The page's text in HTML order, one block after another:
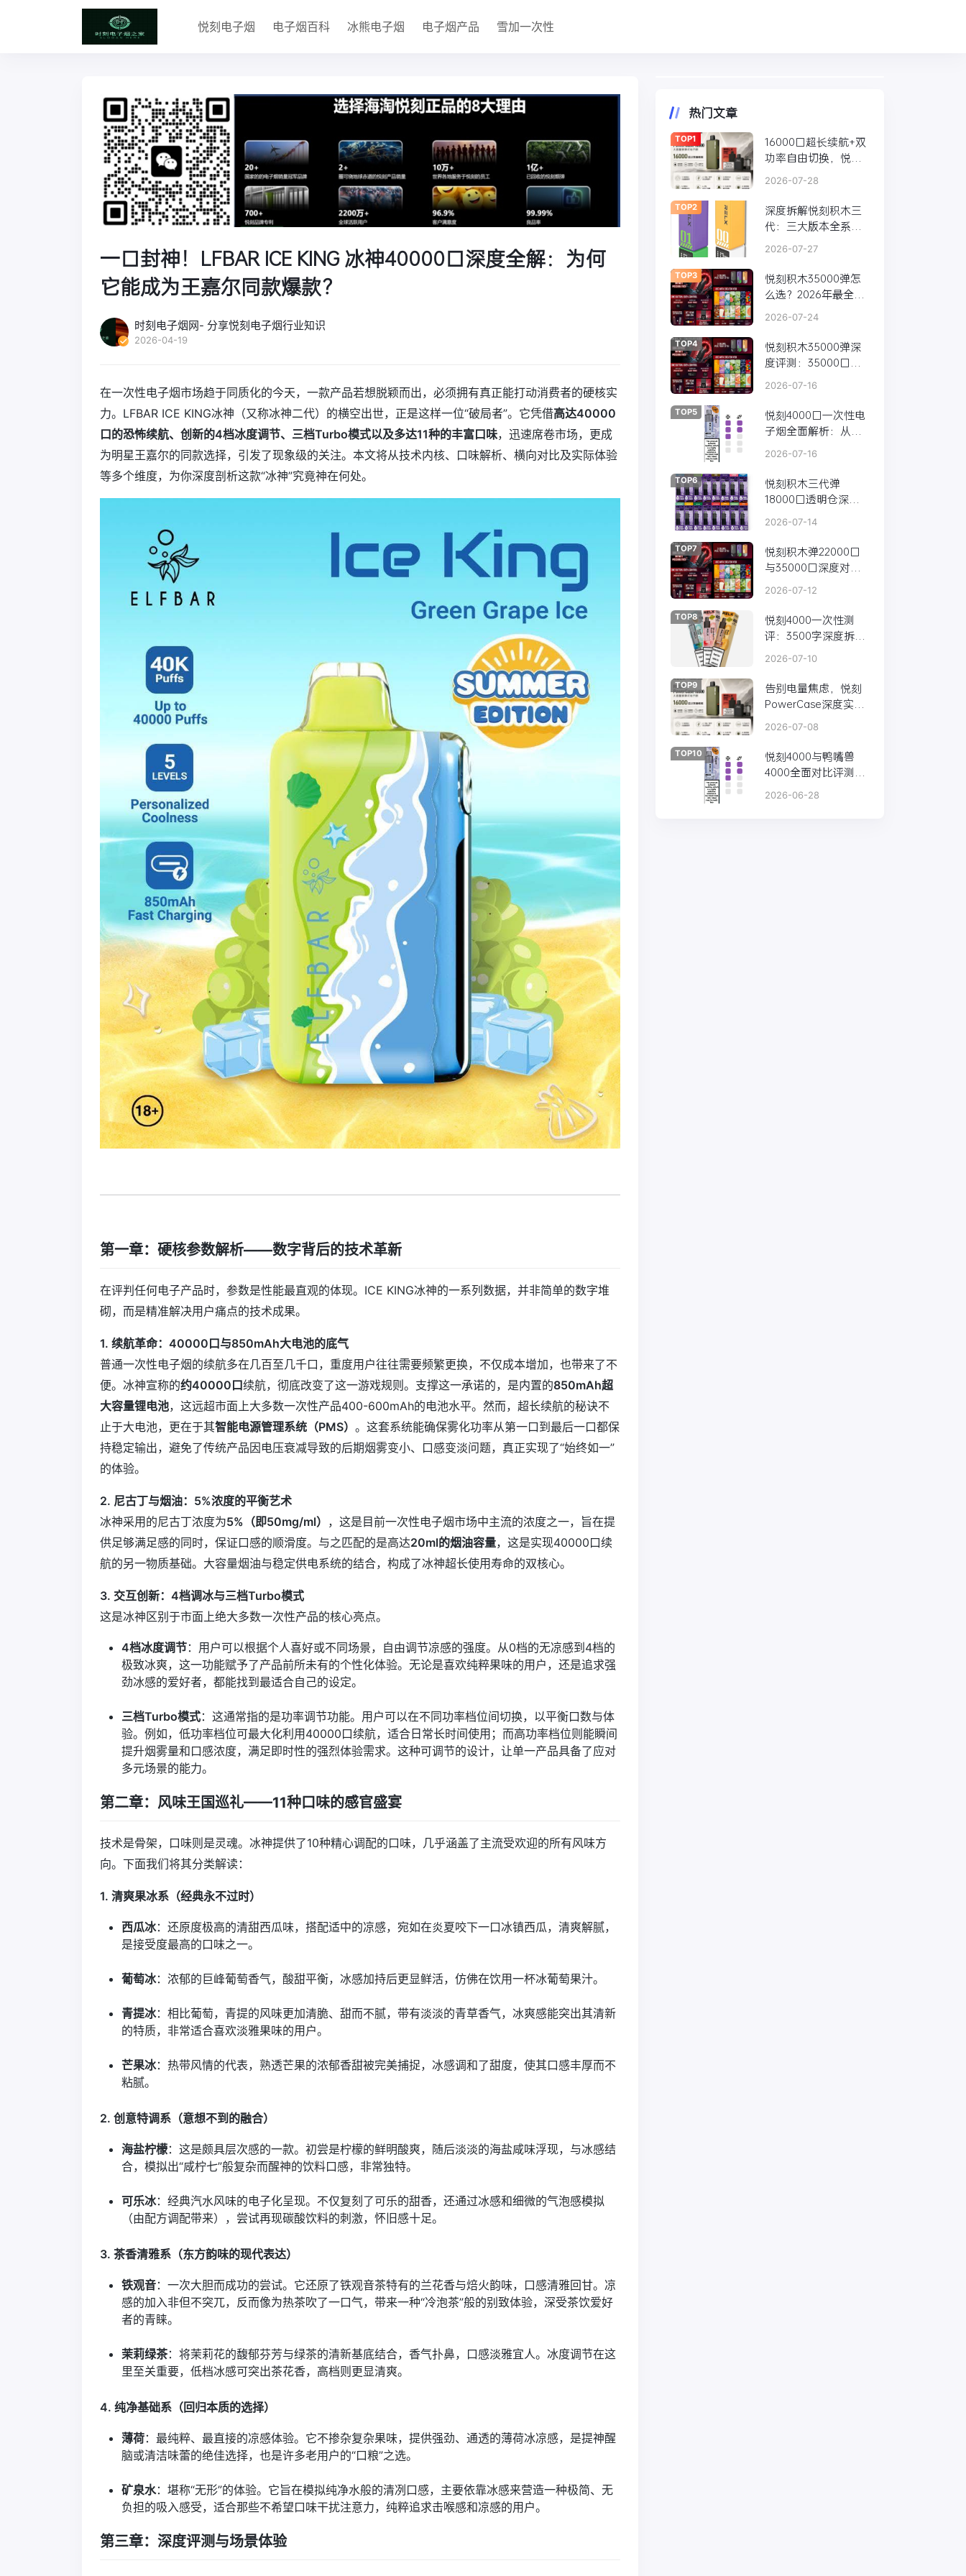
悦刻电子烟 电子烟百科 冰熊电子烟 电子烟产品 雪加一次性
一口封神！LFBAR ICE KING 冰神40000口深度全解：为何
它能成为王嘉尔同款爆款？
时刻电子烟网- 分享悦刻电子烟行业知识
2026-04-19
在一次性电子烟市场趋于同质化的今天，一款产品若想脱颖而出，必须拥有真正能打动消费者的硬核实
力。LFBAR ICE KING冰神（又称冰神二代）的横空出世，正是这样一位“破局者”。它凭借高达40000
口的恐怖续航、创新的4档冰度调节、三档Turbo模式以及多达11种的丰富口味，迅速席卷市场，更成
为明星王嘉尔的同款选择，引发了现象级的关注。本文将从技术内核、口味解析、横向对比及实际体验
等多个维度，为你深度剖析这款“冰神”究竟神在何处。
第一章：硬核参数解析——数字背后的技术革新
在评判任何电子产品时，参数是性能最直观的体现。ICE KING冰神的一系列数据，并非简单的数字堆
砌，而是精准解决用户痛点的技术成果。
1. 续航革命：40000口与850mAh大电池的底气
普通一次性电子烟的续航多在几百至几千口，重度用户往往需要频繁更换，不仅成本增加，也带来了不
便。冰神宣称的约40000口续航，彻底改变了这一游戏规则。支撑这一承诺的，是内置的850mAh超
大容量锂电池，这远超市面上大多数一次性产品400-600mAh的电池水平。然而，超长续航的秘诀不
止于大电池，更在于其智能电源管理系统（PMS） ‍。这套系统能确保雾化功率从第一口到最后一口都保
持稳定输出，避免了传统产品因电压衰减导致的后期烟雾变小、口感变淡问题，真正实现了“始终如一”
的体验。
2. 尼古丁与烟油：5%浓度的平衡艺术
冰神采用的尼古丁浓度为5%（即50mg/ml） ‍，这是目前一次性电子烟市场中主流的浓度之一，旨在提
供足够满足感的同时，保证口感的顺滑度。与之匹配的是高达20ml的烟油容量，这是实现40000口续
航的另一物质基础。大容量烟油与稳定供电系统的结合，构成了冰神超长使用寿命的双核心。
3. 交互创新：4档调冰与三档Turbo模式
这是冰神区别于市面上绝大多数一次性产品的核心亮点。
4档冰度调节：用户可以根据个人喜好或不同场景，自由调节凉感的强度。从0档的无凉感到4档的
极致冰爽，这一功能赋予了产品前所未有的个性化体验。无论是喜欢纯粹果味的用户，还是追求强
劲冰感的爱好者，都能找到最适合自己的设定。
三档Turbo模式：这通常指的是功率调节功能。用户可以在不同功率档位间切换，以平衡口数与体
验。例如，低功率档位可最大化利用40000口续航，适合日常长时间使用；而高功率档位则能瞬间
提升烟雾量和口感浓度，满足即时性的强烈体验需求。这种可调节的设计，让单一产品具备了应对
多元场景的能力。
第二章：风味王国巡礼——11种口味的感官盛宴
技术是骨架，口味则是灵魂。冰神提供了10种精心调配的口味，几乎涵盖了主流受欢迎的所有风味方
向。下面我们将其分类解读：
1. 清爽果冰系（经典永不过时）
西瓜冰：还原度极高的清甜西瓜味，搭配适中的凉感，宛如在炎夏咬下一口冰镇西瓜，清爽解腻，
是接受度最高的口味之一。
葡萄冰：浓郁的巨峰葡萄香气，酸甜平衡，冰感加持后更显鲜活，仿佛在饮用一杯冰葡萄果汁。
青提冰：相比葡萄，青提的风味更加清脆、甜而不腻，带有淡淡的青草香气，冰爽感能突出其清新
的特质，非常适合喜欢淡雅果味的用户。
芒果冰：热带风情的代表，熟透芒果的浓郁香甜被完美捕捉，冰感调和了甜度，使其口感丰厚而不
粘腻。
2. 创意特调系（意想不到的融合）
海盐柠檬：这是颇具层次感的一款。初尝是柠檬的鲜明酸爽，随后淡淡的海盐咸味浮现，与冰感结
合，模拟出“咸柠七”般复杂而醒神的饮料口感，非常独特。
可乐冰：经典汽水风味的电子化呈现。不仅复刻了可乐的甜香，还通过冰感和细微的气泡感模拟
（由配方调配带来），尝试再现碳酸饮料的刺激，怀旧感十足。
3. 茶香清雅系（东方韵味的现代表达）
铁观音：一次大胆而成功的尝试。它还原了铁观音茶特有的兰花香与焙火韵味，口感清雅回甘。凉
感的加入非但不突兀，反而像为热茶吹了一口气，带来一种“冷泡茶”般的别致体验，深受茶饮爱好
者的青睐。
茉莉绿茶：将茉莉花的馥郁芬芳与绿茶的清新基底结合，香气扑鼻，口感淡雅宜人。冰度调节在这
里至关重要，低档冰感可突出茶花香，高档则更显清爽。
4. 纯净基础系（回归本质的选择）
薄荷：最纯粹、最直接的凉感体验。它不掺杂复杂果味，提供强劲、通透的薄荷冰凉感，是提神醒
脑或清洁味蕾的绝佳选择，也是许多老用户的“口粮”之选。
矿泉水：堪称“无形”的体验。它旨在模拟纯净水般的清冽口感，主要依靠冰感来营造一种极简、无
负担的吸入感受，适合那些不希望口味干扰注意力，纯粹追求击喉感和凉感的用户。
第三章：深度评测与场景体验
热门文章
TOP1
16000口超长续航+双
功率自由切换，悦刻
烟深度体验
2026-07-28
TOP2
深度拆解悦刻积木三
代：三大版本全系对
实测
2026-07-27
TOP3
悦刻积木35000弹怎
么选？2026年最全选
结
2026-07-24
TOP4
悦刻积木35000弹深
度评测：35000口超
技，到底值不值得
买？
2026-07-16
TOP5
悦刻4000口一次性电
子烟全面解析：从技
指南
2026-07-16
TOP6
悦刻积木三代弹
18000口透明仓深度
口感革命
2026-07-14
TOP7
悦刻积木弹22000口
与35000口深度对
到底在哪儿？
2026-07-12
TOP8
悦刻4000一次性测
评：3500字深度拆
么成为性价比之王？
2026-07-10
TOP9
告别电量焦虑，悦刻
PowerCase深度实
大容量换弹旗舰来
了！
2026-07-08
TOP10
悦刻4000与鸭嘴兽
4000全面对比评测：
电子烟的王者？
2026-06-28